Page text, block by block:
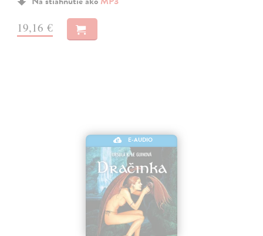
19,16 €
E-AUDIO